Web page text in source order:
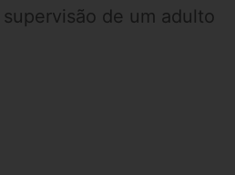
de um adulto